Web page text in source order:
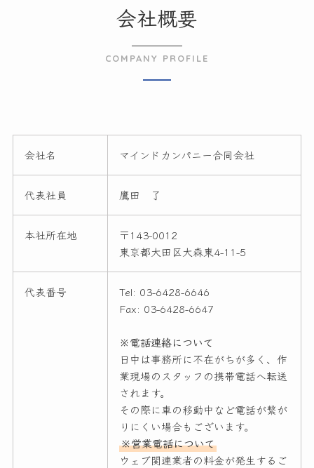
会社概要
COMPANY PROFILE
会社名 マインドカンパニー合同会社
代表社員 鷹田 了
本社所在地
〒143-0012
東京都大田区大森東4-11-5
代表番号
Tel: 03-6428-6646
Fax: 03-6428-6647
※電話連絡について
日中は事務所に不在がちが多く、作
業現場のスタッフの携帯電話へ転送
されます。
その際に車の移動中など電話が繋が
りにくい場合もございます。
※営業電話について
ウェブ関連業者の料金が発生するご